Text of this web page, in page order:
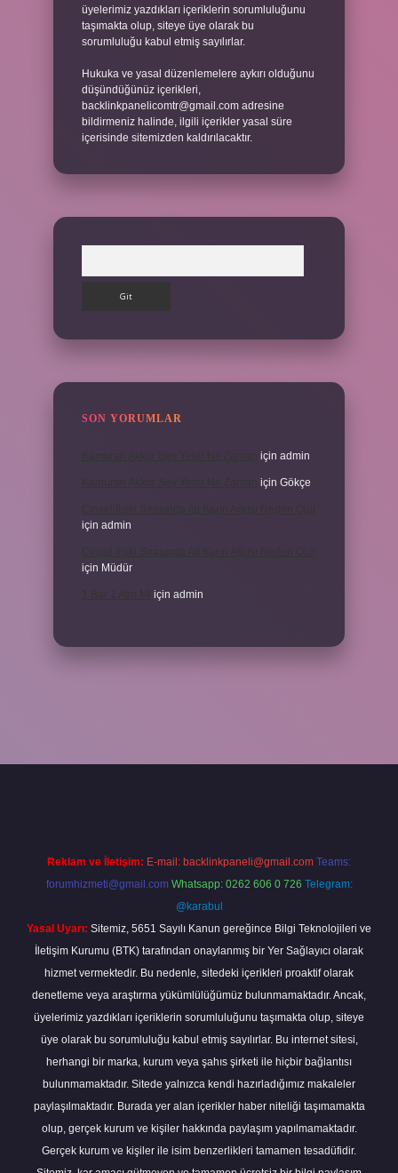
üyelerimiz yazdıkları içeriklerin sorumluluğunu
taşımakta olup, siteye üye olarak bu
sorumluluğu kabul etmiş sayılırlar.
Hukuka ve yasal düzenlemelere aykırı olduğunu
düşündüğünüz içerikleri,
backlinkpanelicomtr@gmail.com adresine
bildirmeniz halinde, ilgili içerikler yasal süre
içerisinde sitemizden kaldırılacaktır.
SON YORUMLAR
için admin
için Gökçe
için admin
için Müdür
için admin
Reklam ve İletişim: E-mail: backlinkpaneli@gmail.com Teams:
forumhizmeti@gmail.com Whatsapp: 0262 606 0 726 Telegram:
@karabul
Yasal Uyarı: Sitemiz, 5651 Sayılı Kanun gereğince Bilgi Teknolojileri ve
İletişim Kurumu (BTK) tarafından onaylanmış bir Yer Sağlayıcı olarak
hizmet vermektedir. Bu nedenle, sitedeki içerikleri proaktif olarak
denetleme veya araştırma yükümlülüğümüz bulunmamaktadır. Ancak,
üyelerimiz yazdıkları içeriklerin sorumluluğunu taşımakta olup, siteye
üye olarak bu sorumluluğu kabul etmiş sayılırlar. Bu internet sitesi,
herhangi bir marka, kurum veya şahıs şirketi ile hiçbir bağlantısı
bulunmamaktadır. Sitede yalnızca kendi hazırladığımız makaleler
paylaşılmaktadır. Burada yer alan içerikler haber niteliği taşımamakta
olup, gerçek kurum ve kişiler hakkında paylaşım yapılmamaktadır.
Gerçek kurum ve kişiler ile isim benzerlikleri tamamen tesadüfidir.